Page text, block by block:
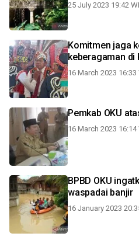
25 July 2023 19:42
Komitmen jaga keharmonisan di tengah
keberagaman di
16 March 2023 16:33
16 March 2023 16:14
BPBD OKU
waspadai banjir
16 January 2023